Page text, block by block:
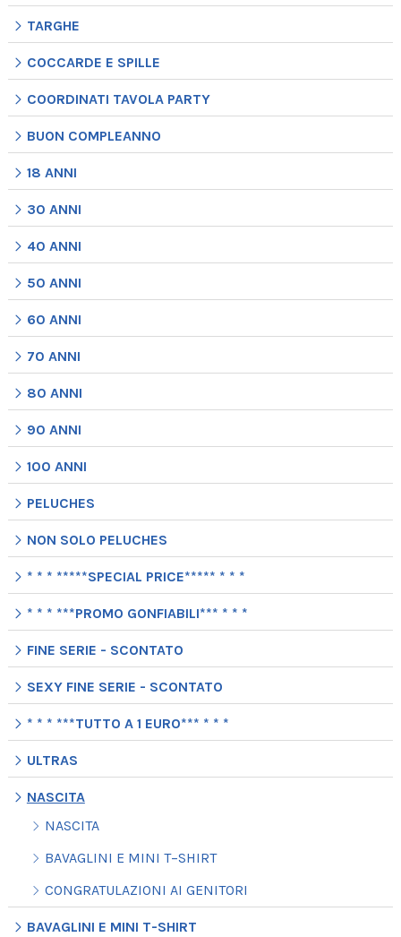
TARGHE
COCCARDE E SPILLE
COORDINATI TAVOLA PARTY
BUON COMPLEANNO
18 ANNI
30 ANNI
40 ANNI
50 ANNI
60 ANNI
70 ANNI
80 ANNI
90 ANNI
100 ANNI
PELUCHES
NON SOLO PELUCHES
* * * *****SPECIAL PRICE***** * * *
* * * ***PROMO GONFIABILI*** * * *
FINE SERIE - SCONTATO
SEXY FINE SERIE - SCONTATO
* * * ***TUTTO A 1 EURO*** * * *
ULTRAS
NASCITA
NASCITA
BAVAGLINI E MINI T−SHIRT
CONGRATULAZIONI AI GENITORI
BAVAGLINI E MINI T-SHIRT